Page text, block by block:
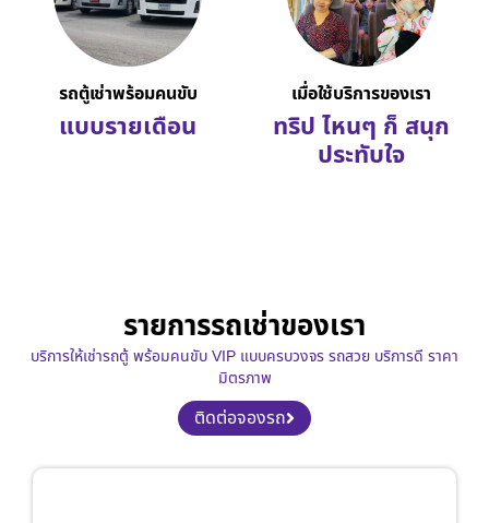
รถตู้เช่าพร้อมคนขับ
แบบรายเดือน
เมื่อใช้บริการของเรา
ทริป ไหนๆ ก็ สนุก
ประทับใจ
รายการรถเช่าของเรา
บริการให้เช่ารถตู้ พร้อมคนขับ VIP แบบครบวงจร รถสวย บริการดี ราคา
มิตรภาพ
ติดต่อจองรถ